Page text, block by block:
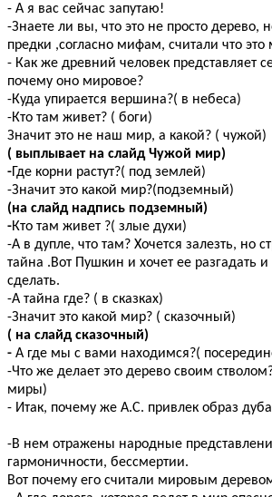
- А я вас сейчас запутаю!
-Знаете ли вы, что это не просто дерево,
предки ,согласно мифам, считали что
- Как же древний человек представляет
почему оно мировое?
-Куда упирается вершина?( в небеса)
-Кто там живет? ( боги)
Значит это не наш мир, а какой? ( чужой)
( выплывает на слайд Чужой мир)
-Где корни растут?( под землей)
-Значит это какой мир?(подземный)
(на слайд надпись подземный)
-Кто там живет ?( злые духи)
-А в дупле, что там? Хочется залезть, но
тайна .Вот Пушкин и хочет ее разгадать
сделать.
-А тайна где? ( в сказках)
-Значит это какой мир? ( сказочный)
( на слайд сказочный)
- А где мы с вами находимся?(
-Что же делает это дерево своим
миры)
- Итак, почему же А.С. привлек образ
-В нем отражены народные
гармоничности, бессмертии.
Вот почему его считали мировым